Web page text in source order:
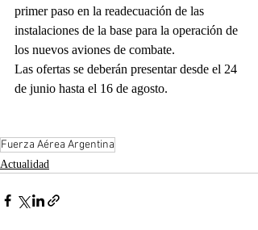
primer paso en la readecuación de las
instalaciones de la base para la operación de
los nuevos aviones de combate.
Las ofertas se deberán presentar desde el 24
de junio hasta el 16 de agosto.
Fuerza Aérea Argentina
Actualidad